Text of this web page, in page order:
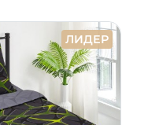
ЛИДЕР